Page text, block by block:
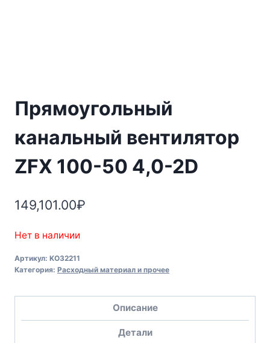
Прямоугольный
канальный вентилятор
ZFX 100-50 4,0-2D
149,101.00₽
Нет в наличии
Артикул: KO32211
Категория: Расходный материал и прочее
Описание
Детали